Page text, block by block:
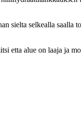
sielta selkealla saalla
etta alue on laaja ja